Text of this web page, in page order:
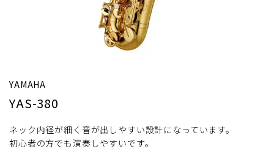
YAMAHA
YAS-380
ネック内径が細く音が出しやすい設計になっています。
初心者の方でも演奏しやすいです。